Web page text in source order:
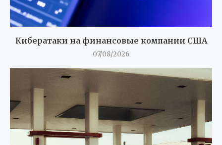
Кибератаки на финансовые компании США
07/08/2026